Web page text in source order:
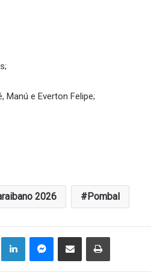
Manú e Everton Felipe;
2026 Pombal
LinkedinMessenger
Compartilhar via e-mail Imprimir